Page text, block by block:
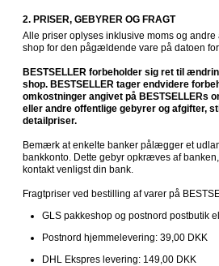
2. PRISER, GEBYRER OG FRAGT
Alle priser oplyses inklusive moms og
shop for den pågældende vare på datoen
BESTSELLER forbeholder sig ret til
shop. BESTSELLER tager endvidere
omkostninger angivet på BESTSELLERs
eller andre offentlige gebyrer og afgifter,
detailpriser.
Bemærk at enkelte banker pålægger et
bankkonto. Dette gebyr opkræves af
kontakt venligst din bank.
Fragtpriser ved bestilling af varer på
GLS pakkeshop og postnord postbutik
Postnord hjemmelevering: 39,00 DKK
DHL Ekspres levering: 149,00 DKK